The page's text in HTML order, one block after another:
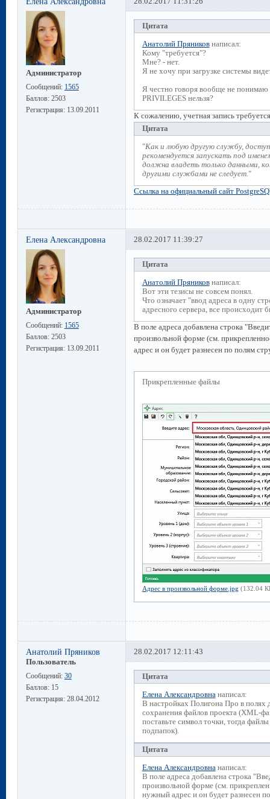
Администратор
Сообщений: 1565
Баллов: 2503
Регистрация: 13.09.2011
Цитата
Анатолий Пряниковнаписал:
Кому "требуется"?
Мне? - нет.
Я не хочу при загрузке системы
Я честно говоря вообще не
PRIVILEGES нельзя?
К сожалению, учетная запись
Цитата
"Как и любую другую службу,
рекомендуется запускать под
должна владеть только данными,
другими службами не следует."
Ссылка на официальный сайт
Елена Александровна
Администратор
Сообщений: 1565
Баллов: 2503
Регистрация: 13.09.2011
28.02.2017 11:39:27
Цитата
Анатолий Пряниковнаписал:
Вот эти тезисы не совсем понял.
Что означает "ввод адреса в одну
адресного сервера, все происходит
В поле адреса добавлена строка
произвольной форме (см.
адрес и он будет разнесен по полям
Прикрепленные файлы
Адрес в произвольной форме.jpg (132.04
Анатолий Пряников
Пользователь
Сообщений: 30
Баллов: 15
Регистрация: 28.04.2012
28.02.2017 12:11:43
Цитата
Елена Александровнанаписал:
В настройках Полигона Про в полях
сохранения файлов проекта (XML-
поставьте символ точки, тогда
подпапок).
Цитата
Елена Александровнанаписал:
В поле адреса добавлена строка
произвольной форме (см.
нужный адрес и он будет разнесен